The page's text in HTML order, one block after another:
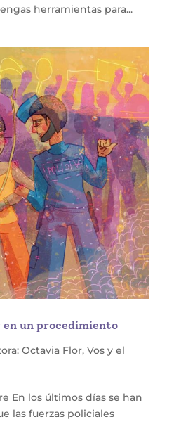
herramientas para...
en un procedimiento
Octavia Flor, Vos y el
En los últimos días se han
las fuerzas policiales